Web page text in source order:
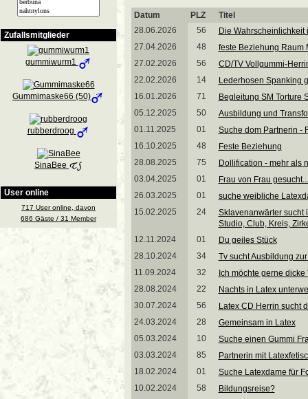
Zufallsmitglieder
gummiwurm1
Gummimaske66 (50)
rubberdroog
SinaBee
User online
717 User online, davon
686 Gäste / 31 Member
Datum PLZ
Titel
28.06.2026
56
Die Wahrscheinlichkeit
27.04.2026
48
feste Beziehung Raum
27.02.2026
56
CD/TV Vollgummi-
22.02.2026
14
Lederhosen Spanking
16.01.2026
71
Begleitung SM Torture
05.12.2025
50
Ausbildung und
01.11.2025
01
Suche dom Partnerin -
16.10.2025
48
Feste Beziehung
28.08.2025
75
Dollification - mehr als
03.04.2025
01
Frau von Frau gesucht...
26.03.2025
01
suche weibliche
15.02.2025
24
Sklavenanwärter sucht
Studio, Club, Kreis,
12.11.2024
01
Du geiles Stück
28.10.2024
34
Tv sucht Ausbildung
11.09.2024
32
Ich möchte gerne
28.08.2024
22
Nachts in Latex
30.07.2024
56
Latex CD Herrin sucht
24.03.2024
28
Gemeinsam in Latex
05.03.2024
10
Suche einen Gummi
03.03.2024
85
Partnerin mit
18.02.2024
01
Suche Latexdame für
10.02.2024
58
Bildungsreise?